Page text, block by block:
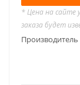
* Цена на сайте
заказа будет
Производитель